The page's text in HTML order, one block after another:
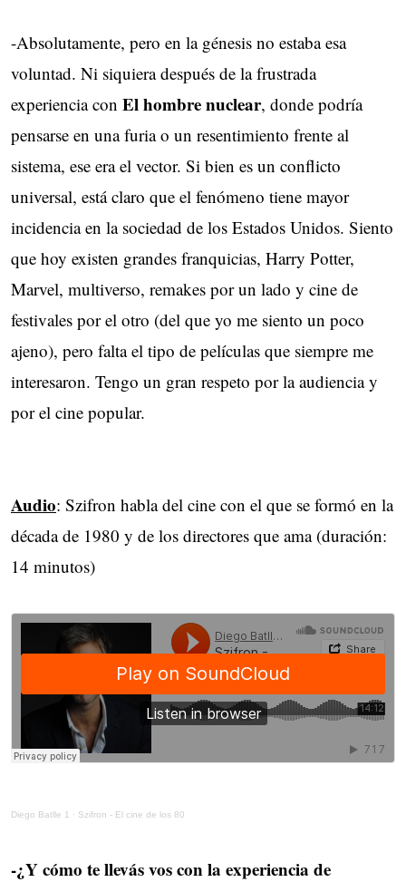
-Absolutamente, pero en la génesis no estaba esa
voluntad. Ni siquiera después de la frustrada
experiencia con El hombre nuclear, donde podría
pensarse en una furia o un resentimiento frente al
sistema, ese era el vector. Si bien es un conflicto
universal, está claro que el fenómeno tiene mayor
incidencia en la sociedad de los Estados Unidos. Siento
que hoy existen grandes franquicias, Harry Potter,
Marvel, multiverso, remakes por un lado y cine de
festivales por el otro (del que yo me siento un poco
ajeno), pero falta el tipo de películas que siempre me
interesaron. Tengo un gran respeto por la audiencia y
por el cine popular.
Audio: Szifron habla del cine con el que se formó en la
década de 1980 y de los directores que ama (duración:
14 minutos)
Diego Batlle 1 · Szifron - El cine de los 80
-¿Y cómo te llevás vos con la experiencia de